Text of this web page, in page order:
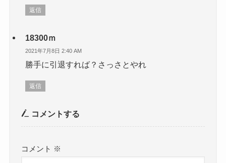
返信
18300ｍ
2021年7月8日 2:40 AM
勝手に引退すれば？さっさとやれ
返信
コメントする
コメント ※